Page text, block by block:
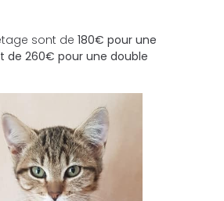
sont de 180€ pour une
de 260€ pour une double